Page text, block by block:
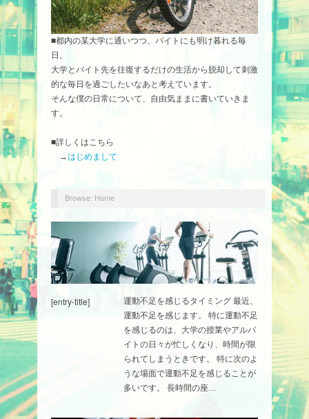
■都内の某大学に通いつつ、バイトにも明け暮れる毎
日。
大学とバイト先を往復するだけの生活から脱却して刺激
的な毎日を過ごしたいなあと考えています。
そんな僕の日常について、自由気ままに書いていきま
す。
■詳しくはこちら
→はじめまして
Browse: Home
[entry-title]
運動不足を感じるタイミング 最近、
運動不足を感じます。 特に運動不足
を感じるのは、大学の授業やアルバ
イトの日々が忙しくなり、時間が限
られてしまうときです。 特に次のよ
うな場面で運動不足を感じることが
多いです。 長時間の座…